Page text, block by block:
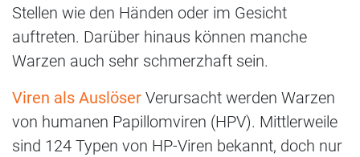
Stellen wie den Händen oder im Gesicht
auftreten. Darüber hinaus können manche
Warzen auch sehr schmerzhaft sein.
Viren als Auslöser Verursacht werden Warzen
von humanen Papillomviren (HPV). Mittlerweile
sind 124 Typen von HP-Viren bekannt, doch nur